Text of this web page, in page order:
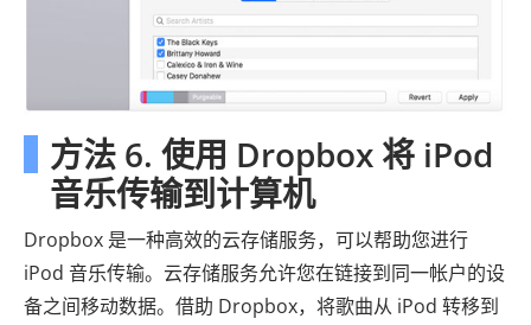
方法 6. 使用 Dropbox 将 iPod
音乐传输到计算机
Dropbox 是一种高效的云存储服务，可以帮助您进行
iPod 音乐传输。云存储服务允许您在链接到同一帐户的设
备之间移动数据。借助 Dropbox，将歌曲从 iPod 转移到